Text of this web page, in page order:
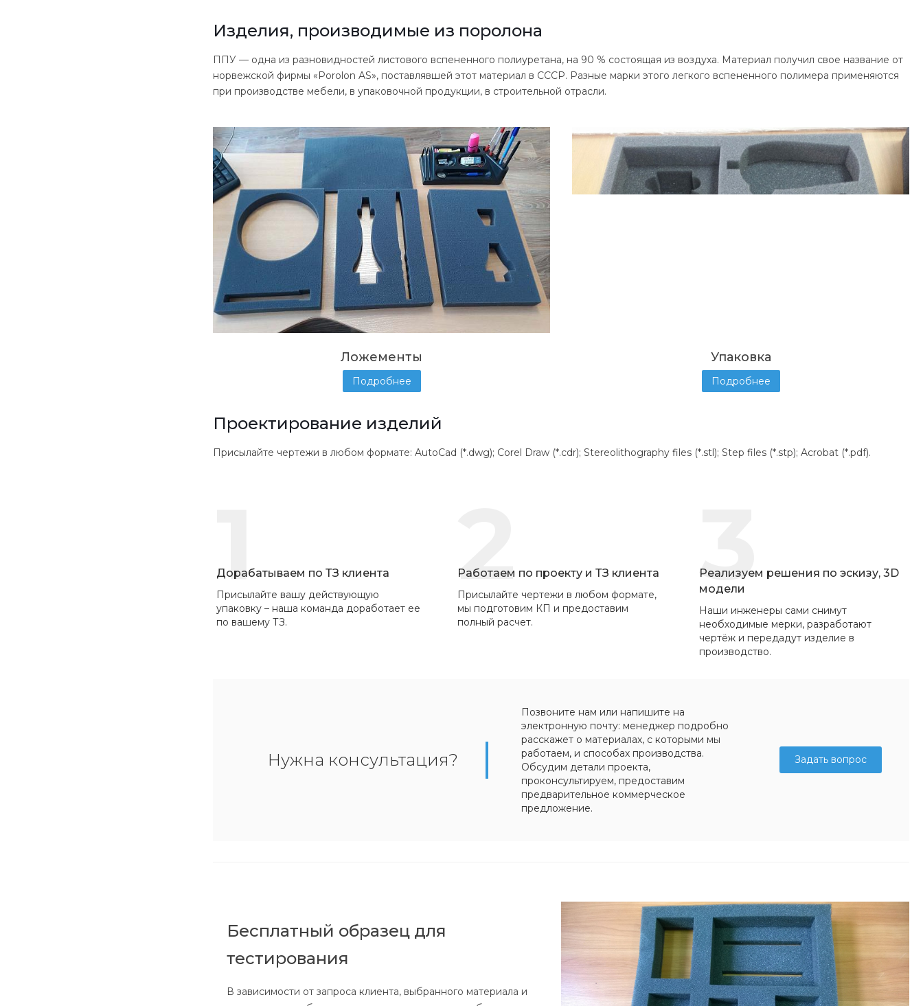
Изделия, производимые из поролона
ППУ — одна из разновидностей листового вспененного полиуретана, на 90 % состоящая из воздуха. Материал получил свое название от
норвежской фирмы «Porolon AS», поставлявшей этот материал в СССР. Разные марки этого легкого вспененного полимера применяются
при производстве мебели, в упаковочной продукции, в строительной отрасли.
Ложементы
Подробнее
Упаковка
Подробнее
Проектирование изделий
Присылайте чертежи в любом формате: AutoCad (*.dwg); Corel Draw (*.cdr); Stereolithography files (*.stl); Step files (*.stp); Acrobat (*.pdf).
1
Дорабатываем по ТЗ клиента
Присылайте вашу действующую
упаковку – наша команда доработает ее
по вашему ТЗ.
2
Работаем по проекту и ТЗ клиента
Присылайте чертежи в любом формате,
мы подготовим КП и предоставим
полный расчет.
3
Реализуем решения по эскизу, 3D
модели
Наши инженеры сами снимут
необходимые мерки, разработают
чертёж и передадут изделие в
производство.
Нужна консультация?
Позвоните нам или напишите на
электронную почту: менеджер подробно
расскажет о материалах, с которыми мы
работаем, и способах производства.
Обсудим детали проекта,
проконсультируем, предоставим
предварительное коммерческое
предложение.
Задать вопрос
Бесплатный образец для
тестирования
В зависимости от запроса клиента, выбранного материала и